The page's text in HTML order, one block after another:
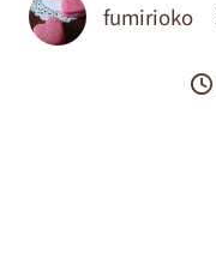
fumirioko